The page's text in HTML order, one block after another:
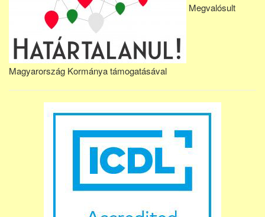
Megvalósult
Magyarország Kormánya támogatásával